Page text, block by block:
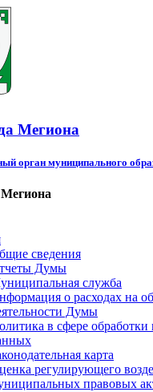
Мегиона
орган муниципального
сведения
Думы
служба
о расходах на
Думы
в сфере обработки
карта
регулирующего
правовых